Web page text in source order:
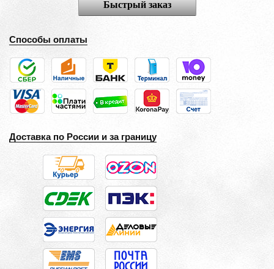
Быстрый заказ
Способы оплаты
Доставка по России и за границу